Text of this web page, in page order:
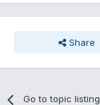
Share
Go to topic listing